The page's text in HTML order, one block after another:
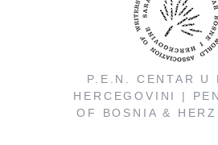
P.E.N. CENTAR U
HERCEGOVINI |
OF BOSNIA &